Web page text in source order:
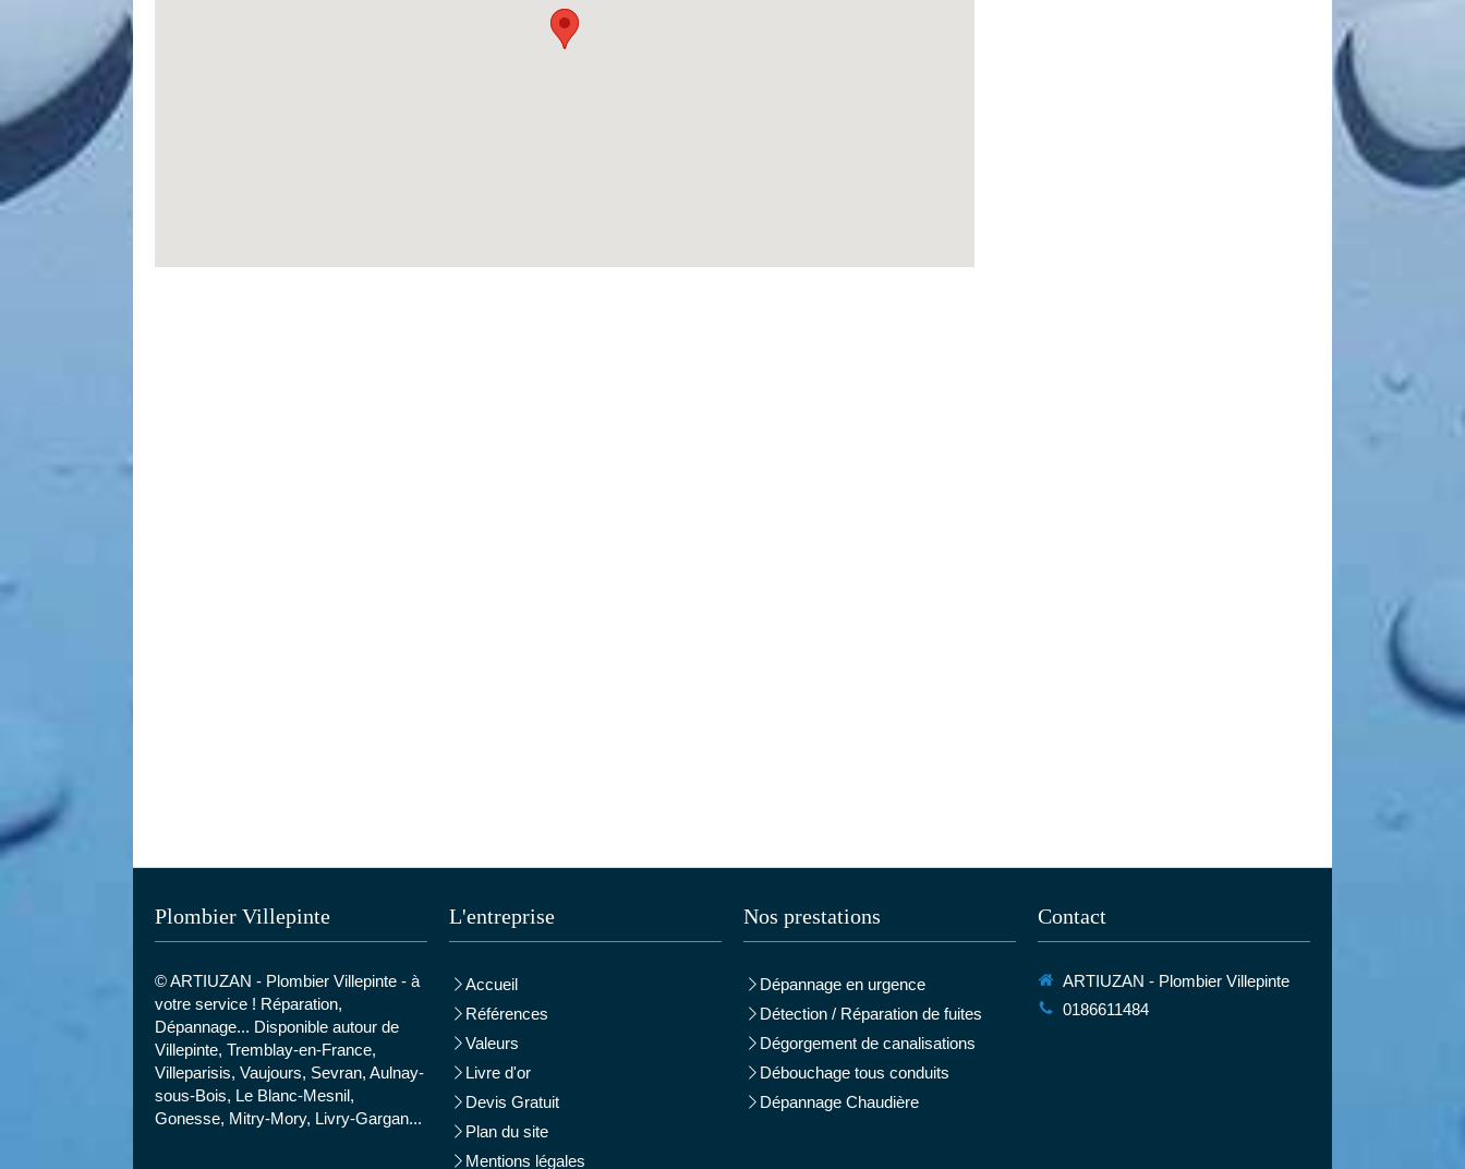
Plombier Villepinte
© ARTIUZAN - Plombier Villepinte - à
votre service ! Réparation,
Dépannage... Disponible autour de
Villepinte, Tremblay-en-France,
Villeparisis, Vaujours, Sevran, Aulnay-
sous-Bois, Le Blanc-Mesnil,
Gonesse, Mitry-Mory, Livry-Gargan...
L'entreprise
Accueil
Références
Valeurs
Livre d'or
Devis Gratuit
Plan du site
Mentions légales
Nos prestations
Dépannage en urgence
Détection / Réparation de fuites
Dégorgement de canalisations
Débouchage tous conduits
Dépannage Chaudière
Contact
ARTIUZAN - Plombier Villepinte
0186611484